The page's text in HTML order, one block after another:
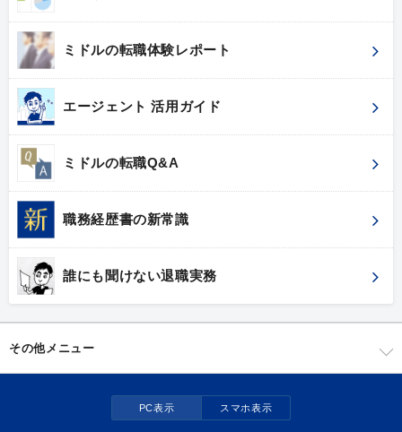
ミドルの転職体験レポート
エージェント 活用ガイド
ミドルの転職Q&A
職務経歴書の新常識
誰にも聞けない退職実務
その他メニュー
PC表示 スマホ表示